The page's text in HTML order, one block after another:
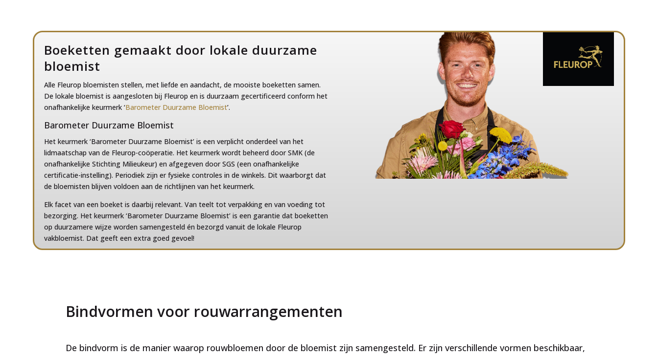
Boeketten gemaakt door lokale duurzame
bloemist
Alle Fleurop bloemisten stellen, met liefde en aandacht, de mooiste boeketten samen.
De lokale bloemist is aangesloten bij Fleurop en is duurzaam gecertificeerd conform het
onafhankelijke keurmerk ‘Barometer Duurzame Bloemist’.
Barometer Duurzame Bloemist
Het keurmerk ‘Barometer Duurzame Bloemist’ is een verplicht onderdeel van het
lidmaatschap van de Fleurop-coöperatie. Het keurmerk wordt beheerd door SMK (de
onafhankelijke Stichting Milieukeur) en afgegeven door SGS (een onafhankelijke
certificatie-instelling). Periodiek zijn er fysieke controles in de winkels. Dit waarborgt dat
de bloemisten blijven voldoen aan de richtlijnen van het keurmerk.
Elk facet van een boeket is daarbij relevant. Van teelt tot verpakking en van voeding tot
bezorging. Het keurmerk ‘Barometer Duurzame Bloemist’ is een garantie dat boeketten
op duurzamere wijze worden samengesteld én bezorgd vanuit de lokale Fleurop
vakbloemist. Dat geeft een extra goed gevoel!
Bindvormen voor rouwarrangementen
De bindvorm is de manier waarop rouwbloemen door de bloemist zijn samengesteld. Er zijn verschillende vormen beschikbaar,